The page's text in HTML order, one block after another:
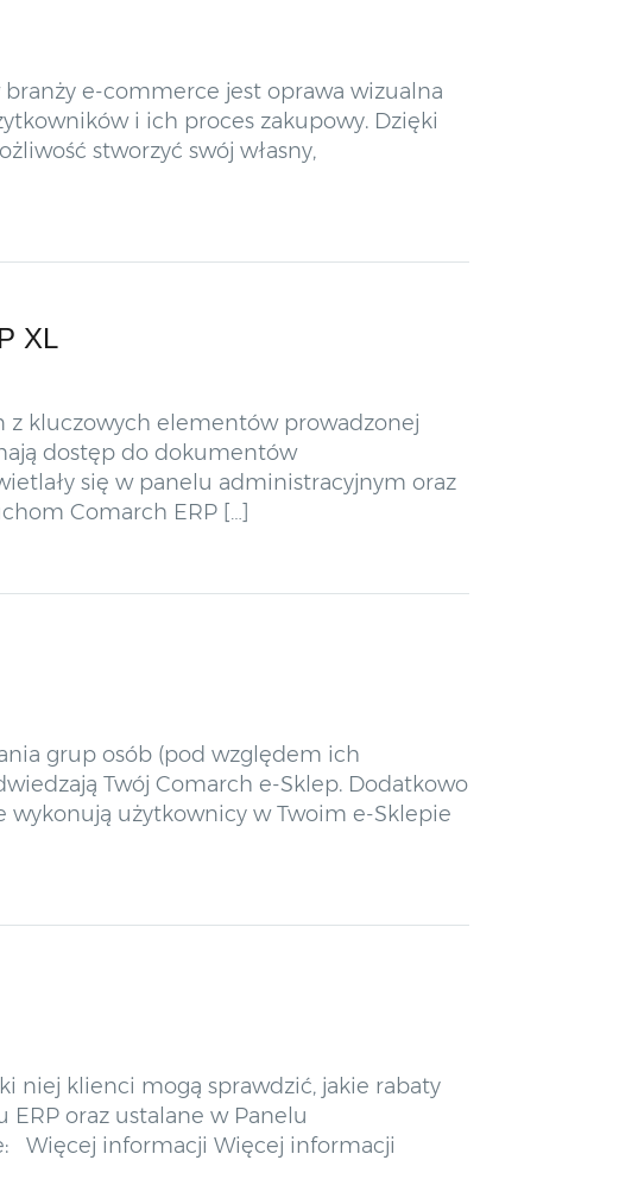
e-commerce jest oprawa wizualna
i ich proces zakupowy. Dzięki
stworzyć swój własny,
XL
kluczowych elementów prowadzonej
dostęp do dokumentów
się w panelu administracyjnym oraz
Comarch ERP […]
grup osób (pod względem ich
Twój Comarch e-Sklep. Dodatkowo
wykonują użytkownicy w Twoim e-Sklepie
niej klienci mogą sprawdzić, jakie rabaty
ERP oraz ustalane w Panelu
Więcej informacji Więcej informacji